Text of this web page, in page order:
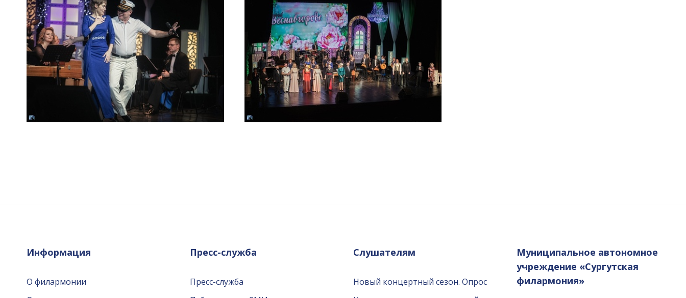
Информация
О филармонии
Пресс-служба
Пресс-служба
Слушателям
Новый концертный сезон. Опрос
Муниципальное автономное
учреждение «Сургутская
филармония»